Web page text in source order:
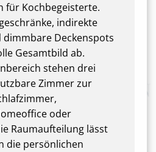
für Kochbegeisterte.
indirekte
dimmbare Deckenspots
Gesamtbild ab.
stehen drei
Zimmer zur
oder
Raumaufteilung lässt
die persönlichen